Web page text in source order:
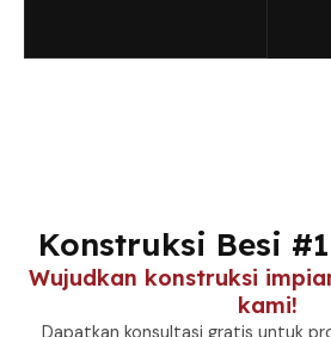
Konstruksi Besi
Wujudkan konstruksi
kami!